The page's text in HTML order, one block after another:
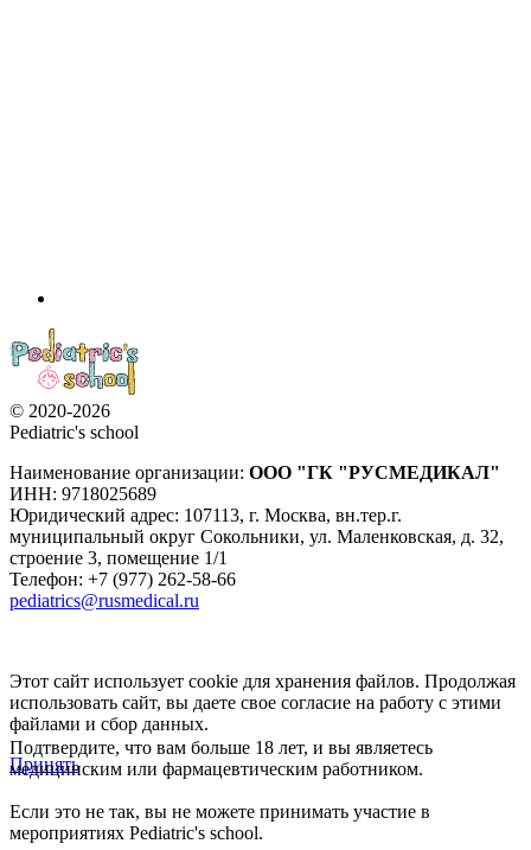
© 2020-2026
Pediatric's school
Наименование организации: ООО "ГК "РУСМЕДИКАЛ"
ИНН: 9718025689
Юридический адрес: 107113, г. Москва, вн.тер.г.
муниципальный округ Сокольники, ул. Маленковская, д. 32,
строение 3, помещение 1/1
Телефон: +7 (977) 262-58-66
pediatrics@rusmedical.ru
Этот сайт использует cookie для хранения файлов. Продолжая
использовать сайт, вы даете свое согласие на работу с этими
файлами и сбор данных.
Принять
Подтвердите, что вам больше 18 лет, и вы являетесь
медицинским или фармацевтическим работником.
Если это не так, вы не можете принимать участие в
мероприятиях Pediatric's school.